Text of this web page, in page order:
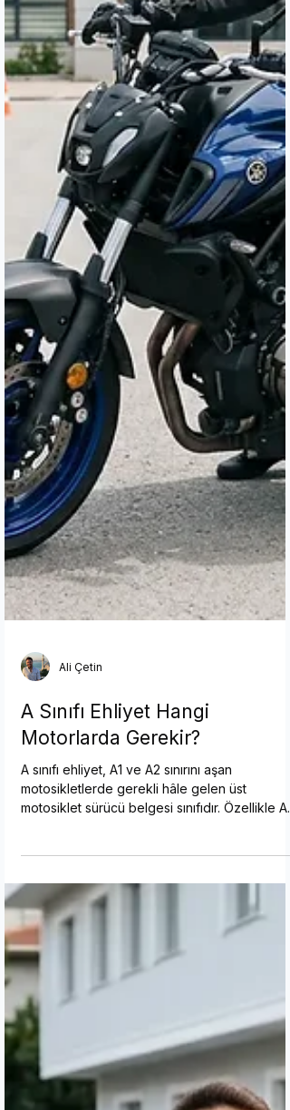
Ali Çetin
A Sınıfı Ehliyet Hangi
Motorlarda Gerekir?
A sınıfı ehliyet, A1 ve A2 sınırını aşan
motosiklet sürücü belgesi sınıfıdır. Özellikle A2
çıkar. A sınıfının hangi motorlarda gerekli
olduğu, A1 ve A2’den farkı, kaç cc sorusunun
nasıl ele alınacağı, yaş ve A2 deneyim şartı,
başvuru süreci ve maliyet kalemleri açıklanır.